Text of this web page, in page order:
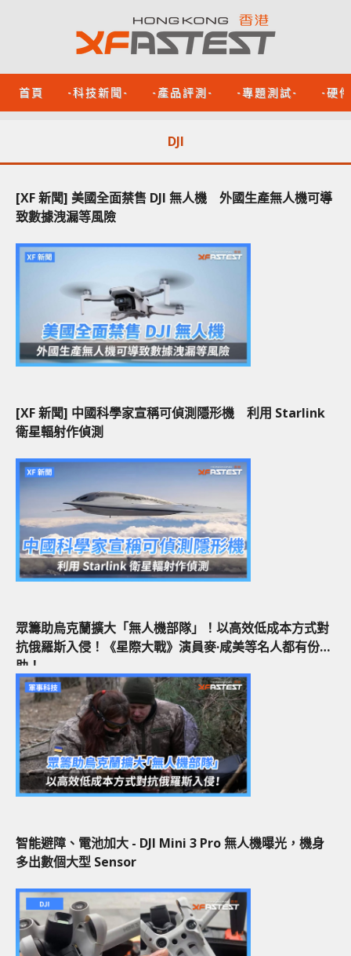
首頁 -科技新聞- -產品評測- -專題測試- -硬
DJI
[XF 新聞] 美國全面禁售 DJI 無人機 外國生產無人機可導
致數據洩漏等風險
[XF 新聞] 中國科學家宣稱可偵測隱形機 利用 Starlink
衛星輻射作偵測
眾籌助烏克蘭擴大「無人機部隊」！以高效低成本方式對
抗俄羅斯入侵！《星際大戰》演員麥·咸美等名人都有份幫
助！
智能避障、電池加大 - DJI Mini 3 Pro 無人機曝光，機身
多出數個大型 Sensor